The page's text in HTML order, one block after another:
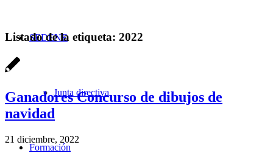
SEDENE
Junta directiva
Formación
Listado de la etiqueta: 2022
Ganadores Concurso de dibujos de
navidad
21 diciembre, 2022